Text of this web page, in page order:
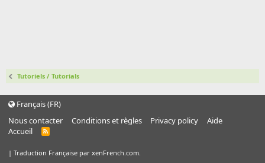
Tutoriels / Tutorials
Français (FR)
Nous contacter
Conditions et règles Privacy policy
Aide
Accueil
R
| Traduction Française par xenFrench.com.